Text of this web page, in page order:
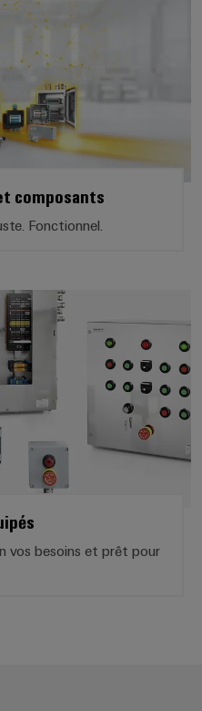
composants
Fonctionnel.
Boîtiers modifiés et équipés
vos besoins et prêt pour